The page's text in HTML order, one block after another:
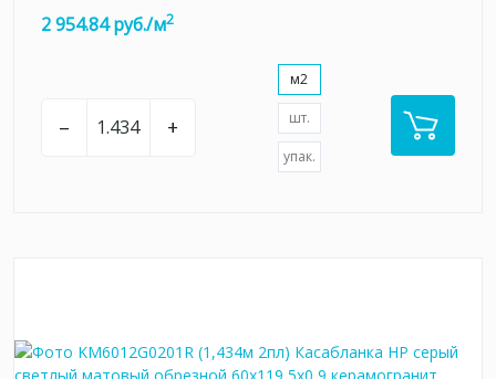
2 954.84 руб./м2
– +
м2
шт.
упак.